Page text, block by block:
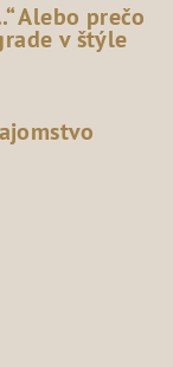
Alebo prečo
v štýle